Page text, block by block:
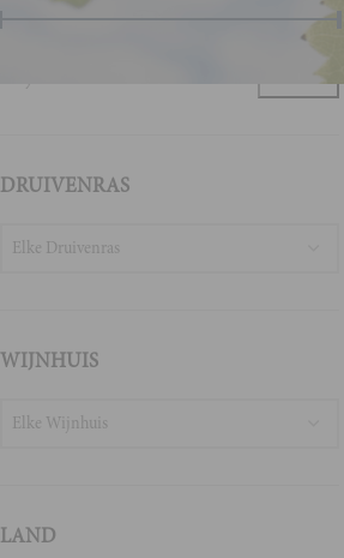
FILTER
DRUIVENRAS
Elke Druivenras
WIJNHUIS
Elke Wijnhuis
LAND